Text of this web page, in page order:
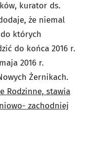
kurator ds.
że niemal
których
do końca 2016 r.
2016 r.
Żernikach.
Rodzinne, stawia
zachodniej